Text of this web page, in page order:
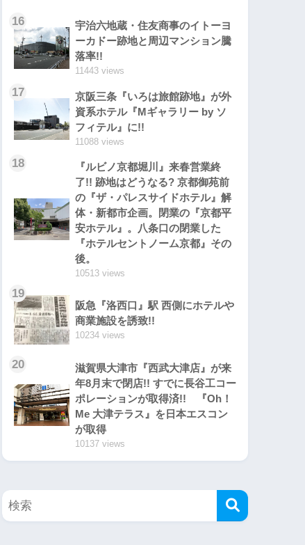
16
宇治六地蔵・住友商事のイトーヨ
ーカドー跡地と周辺マンション騰
落率!!
11443 views
17
京阪三条『いろは旅館跡地』が外
資系ホテル『Mギャラリー by ソ
フィテル』に!!
11088 views
18
『ルビノ京都堀川』来春営業終
了!! 跡地はどうなる? 京都御苑前
の『ザ・パレスサイドホテル』解
体・新都市企画。閉業の『京都平
安ホテル』。八条口の閉業した
『ホテルセントノーム京都』その
後。
10513 views
19
阪急『洛西口』駅 西側にホテルや
商業施設を誘致!!
10234 views
20
滋賀県大津市『西武大津店』が来
年8月末で閉店!! すでに長谷工コー
ポレーションが取得済!! 『Oh！
Me 大津テラス』を日本エスコン
が取得
10137 views